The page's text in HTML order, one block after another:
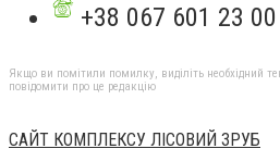
+38 067 601 23 00
Якщо ви помітили помилку, виділіть необхідний
повідомити про це редакцію
САЙТ КОМПЛЕКСУ ЛІСОВИЙ ЗРУБ